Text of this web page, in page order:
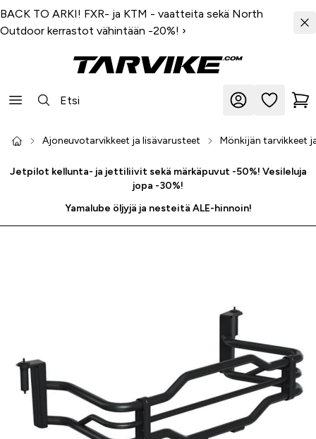
BACK TO ARKI! FXR- ja KTM - vaatteita sekä North
Outdoor kerrastot vähintään -20%! ›
Ajoneuvotarvikkeet ja lisävarusteet Mönkijän tarvikkeet
Jetpilot kellunta- ja jettiliivit sekä märkäpuvut -50%! Vesileluja
jopa -30%!
Yamalube öljyjä ja nesteitä ALE-hinnoin!